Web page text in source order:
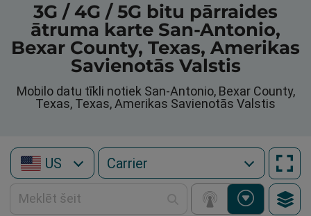
3G / 4G / 5G bitu pārraides
ātruma karte San-Antonio,
Bexar County, Texas, Amerikas
Savienotās Valstis
Mobilo datu tīkli notiek San-Antonio, Bexar County,
Texas, Texas, Amerikas Savienotās Valstis
US